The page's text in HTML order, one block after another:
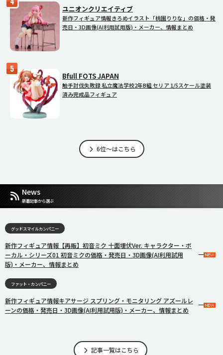
ユニオンクリエイティブ
新作フィギュア情報きろめイラスト「桃園りりな」の価格・発
売日・3D画像(AI利用試用版)・メーカー、情報まとめ
Bfull FOTS JAPAN
触手討伐失敗録 私立魔法学校2年B組 セリア 1/5スケール塗装
済み完成品フィギュア
6位～はこちら
News
新着記事から選ぶ
グッドスマイルカンパニー
新作フィギュア情報【再販】初音ミク 十面埋伏Ver. キャラクター・ボ
ーカル・シリーズ01 初音ミクの価格・発売日・3D画像(AI利用試用
版)・メーカー、情報まとめ
ファット・カンパニー
新作フィギュア情報キアサージ スプリング・モニタリング アズールレ
ーンの価格・発売日・3D画像(AI利用試用版)・メーカー、情報まとめ
記事一覧はこちら